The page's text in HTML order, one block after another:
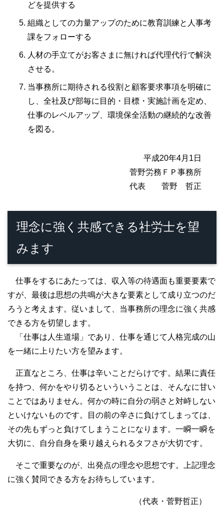
どを提供する
組織としての力量アップのために教育訓練と人事考
課をフォローする
人材の手立てがお客さまに無ければ代理代行で解決
させる。
当事務所に期待される役割と顧客要求事項を明確に
し、全社及び部毎に目的・目標・実施計画を定め、
仕事のレベルアップ、環境保全活動の継続的な改善
を図る。
平成20年4月1日
菅野労務ＦＰ事務所
代表 菅野 哲正
理念に強く共感できる社労士を望
みます
仕事をするにあたっては、収入等の待遇面も重要要素で
すが、最後は思想の共鳴が大きな要素として成り立つのだ
ろうと考えます。従いまして、当事務所の理念に強く共感
できる方を切望します。
「仕事は人生道場」であり、仕事を通じて人格完成の山
を一緒に上りたい方を望みます。
正直なところ、仕事は辛いことだらけです。結果に責任
を持つ、何かをやり切るといういうことは、そんなに甘い
ことではありません。何かの時に自分の弱さと対峙しない
といけないものです。目の前の辛さに負けてしまっては、
その先もずっと負けてしまうことになります。一瞬一瞬を
大切に、自分自身を乗り越えられるタフさが大切です。
そこで重要なのが、出発点の理念や思想です。上記理念
に強く賛同できる方をお待ちしています。
（代表・菅野哲正）